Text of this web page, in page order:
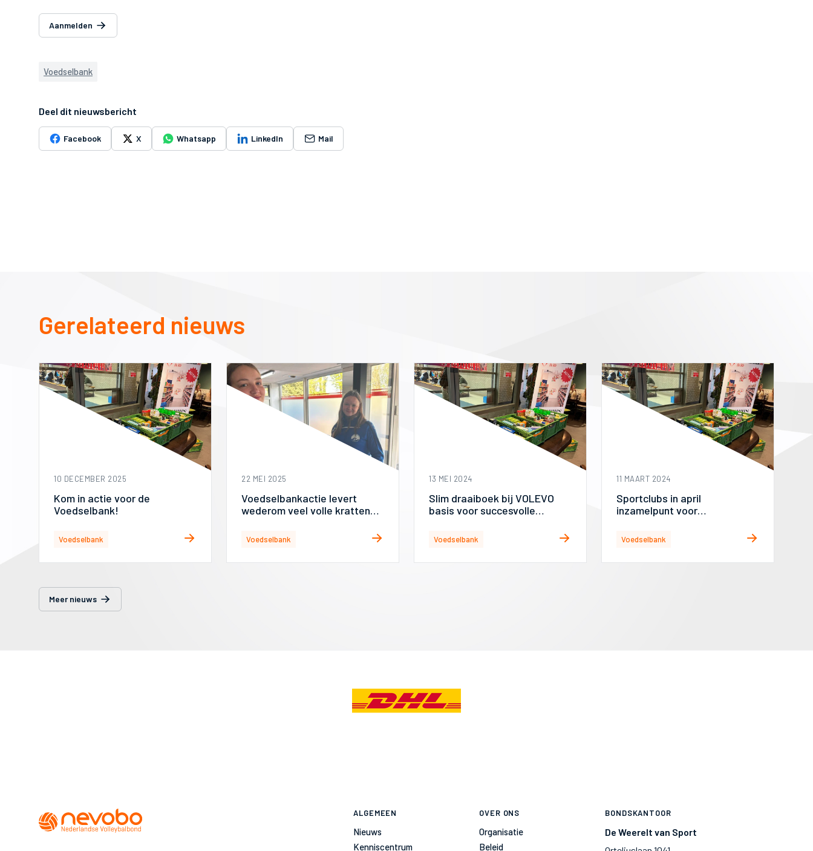
Aanmelden
Voedselbank
Deel dit nieuwsbericht
Facebook X Whatsapp LinkedIn Mail
Gerelateerd nieuws
10 DECEMBER 2025
Kom in actie voor de
Voedselbank!
Voedselbank
22 MEI 2025
Voedselbankactie levert
wederom veel volle kratten
Voedselbank
13 MEI 2024
Slim draaiboek bij VOLEVO
basis voor succesvolle
Voedselbank
11 MAART 2024
Sportclubs in april
inzamelpunt voor
Voedselbank
Meer nieuws
ALGEMEEN
Nieuws
Kenniscentrum
OVER ONS
Organisatie
Beleid
BONDSKANTOOR
De Weerelt van Sport